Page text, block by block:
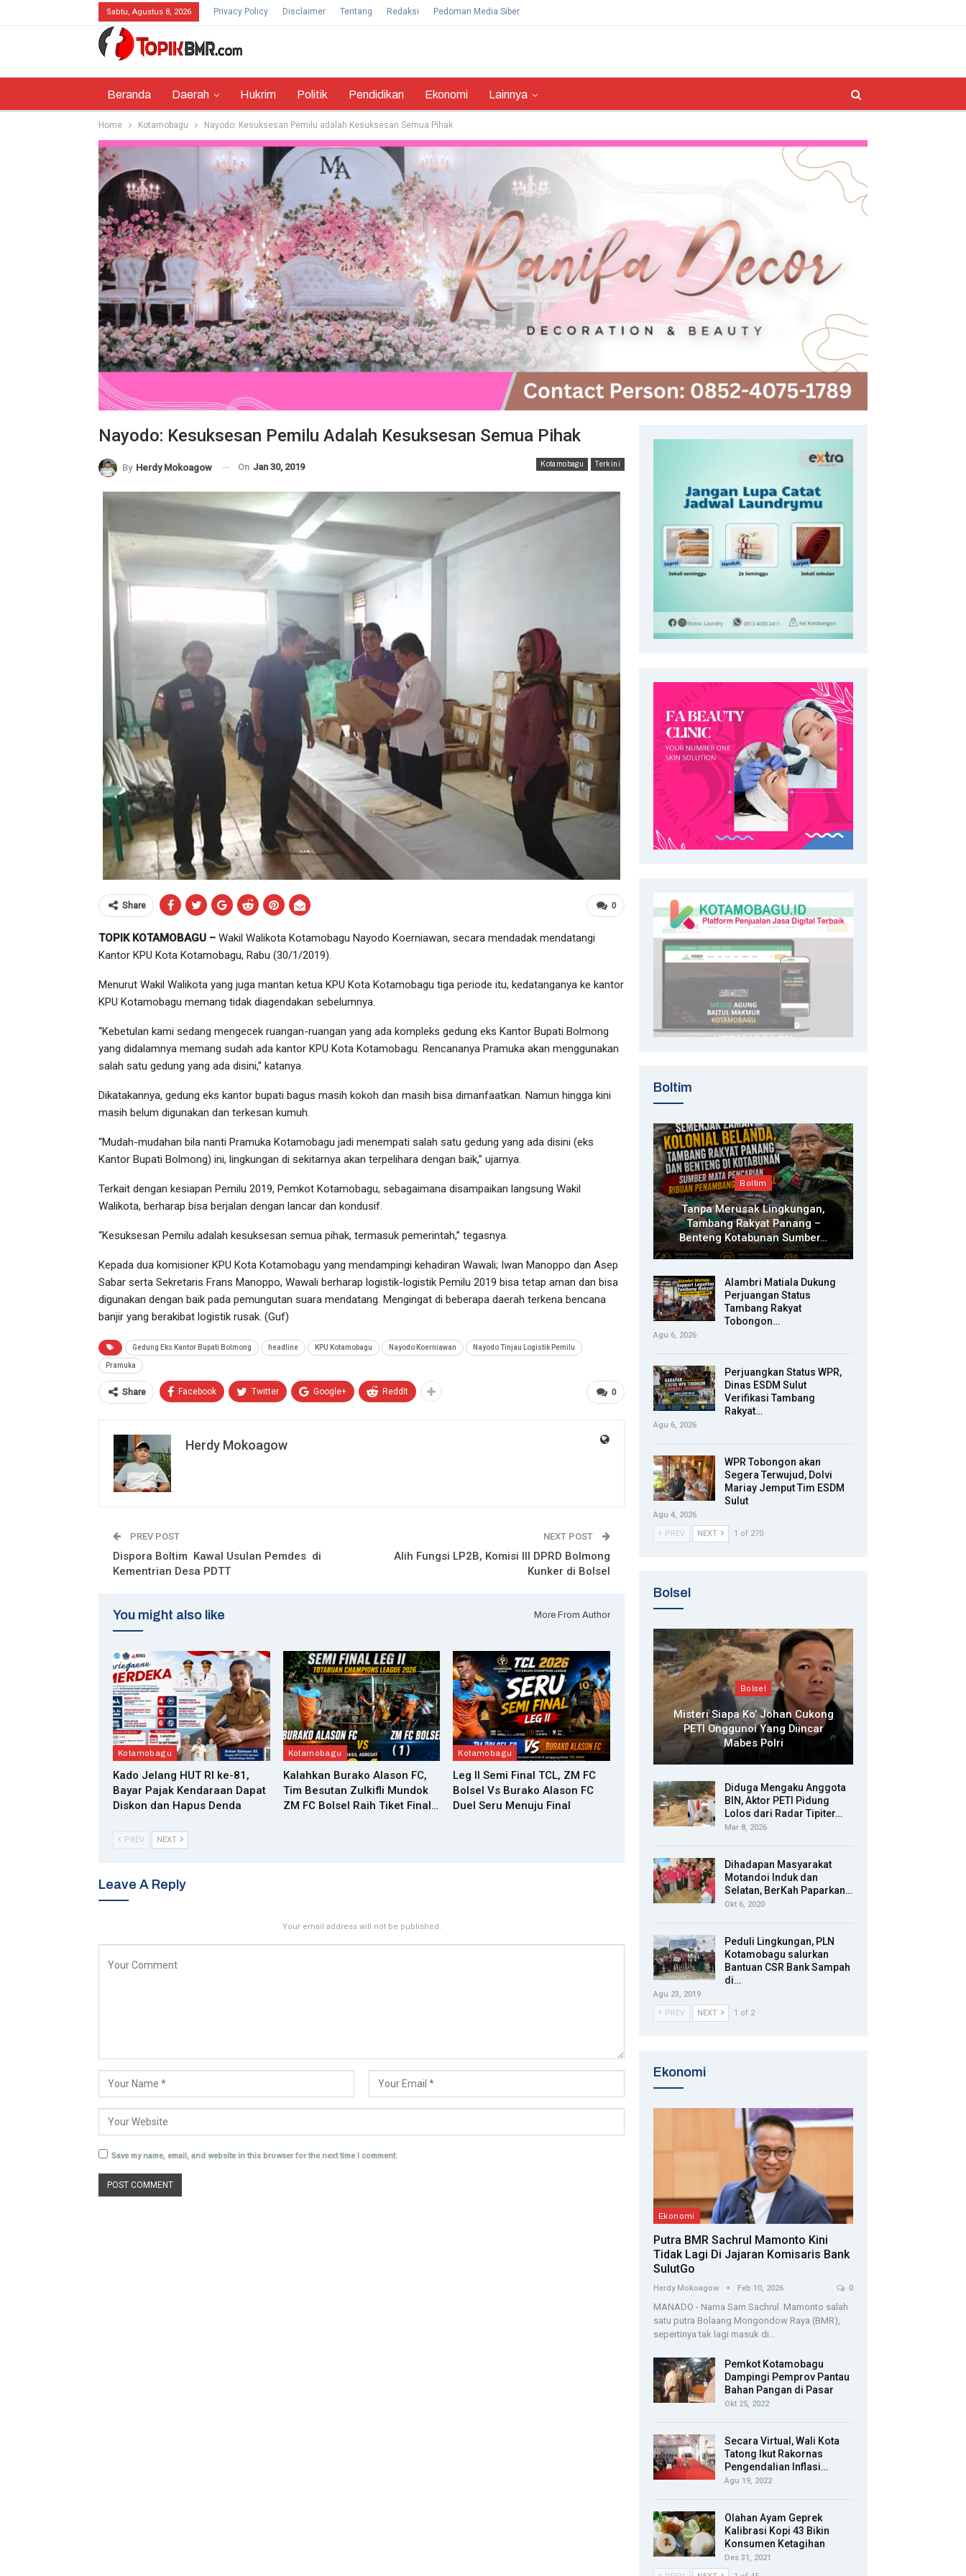
Sabtu, Agustus 8, 2026 Privacy Policy Disclaimer Tentang Redaksi Pedoman Media Siber
Beranda Daerah Hukrim Politik Pendidikan Ekonomi Lainnya
Home Kotamobagu Nayodo: Kesuksesan Pemilu adalah Kesuksesan Semua Pihak
Nayodo: Kesuksesan Pemilu Adalah Kesuksesan Semua Pihak
Kotamobagu Terkini
By Herdy Mokoagow On Jan 30, 2019
0
Share
TOPIK KOTAMOBAGU – Wakil Walikota Kotamobagu Nayodo Koerniawan, secara mendadak mendatangi
Kantor KPU Kota Kotamobagu, Rabu (30/1/2019).
Menurut Wakil Walikota yang juga mantan ketua KPU Kota Kotamobagu tiga periode itu, kedatanganya ke kantor
KPU Kotamobagu memang tidak diagendakan sebelumnya.
“Kebetulan kami sedang mengecek ruangan-ruangan yang ada kompleks gedung eks Kantor Bupati Bolmong
yang didalamnya memang sudah ada kantor KPU Kota Kotamobagu. Rencananya Pramuka akan menggunakan
salah satu gedung yang ada disini,” katanya.
Dikatakannya, gedung eks kantor bupati bagus masih kokoh dan masih bisa dimanfaatkan. Namun hingga kini
masih belum digunakan dan terkesan kumuh.
“Mudah-mudahan bila nanti Pramuka Kotamobagu jadi menempati salah satu gedung yang ada disini (eks
Kantor Bupati Bolmong) ini, lingkungan di sekitarnya akan terpelihara dengan baik,” ujarnya.
Terkait dengan kesiapan Pemilu 2019, Pemkot Kotamobagu, sebagaimana disampaikan langsung Wakil
Walikota, berharap bisa berjalan dengan lancar dan kondusif.
“Kesuksesan Pemilu adalah kesuksesan semua pihak, termasuk pemerintah,” tegasnya.
Kepada dua komisioner KPU Kota Kotamobagu yang mendampingi kehadiran Wawali; Iwan Manoppo dan Asep
Sabar serta Sekretaris Frans Manoppo, Wawali berharap logistik-logistik Pemilu 2019 bisa tetap aman dan bisa
digunakan dengan baik pada pemungutan suara mendatang. Mengingat di beberapa daerah terkena bencana
banjir yang berakibat logistik rusak. (Guf)
Gedung Eks Kantor Bupati Bolmong headline KPU Kotamobagu Nayodo Koerniawan Nayodo Tinjau Logistik Pemilu
Pramuka
0
Share Facebook Twitter Google+ ReddIt
Herdy Mokoagow
PREV POST
Dispora Boltim Kawal Usulan Pemdes di
Kementrian Desa PDTT
NEXT POST
Alih Fungsi LP2B, Komisi III DPRD Bolmong
Kunker di Bolsel
You might also like More From Author
Kotamobagu
Kado Jelang HUT RI ke-81,
Bayar Pajak Kendaraan Dapat
Diskon dan Hapus Denda
Kotamobagu
Kalahkan Burako Alason FC,
Tim Besutan Zulkifli Mundok
ZM FC Bolsel Raih Tiket Final…
Kotamobagu
Leg II Semi Final TCL, ZM FC
Bolsel Vs Burako Alason FC
Duel Seru Menuju Final
PREV NEXT
Leave A Reply
Your email address will not be published.
Save my name, email, and website in this browser for the next time I comment.
Boltim
Boltim
Tanpa Merusak Lingkungan,
Tambang Rakyat Panang –
Benteng Kotabunan Sumber…
Alambri Matiala Dukung
Perjuangan Status
Tambang Rakyat
Tobongon…
Agu 6, 2026
Perjuangkan Status WPR,
Dinas ESDM Sulut
Verifikasi Tambang
Rakyat…
Agu 6, 2026
WPR Tobongon akan
Segera Terwujud, Dolvi
Mariay Jemput Tim ESDM
Sulut
Agu 4, 2026
PREV
NEXT 1 of 270
Bolsel
Bolsel
Misteri Siapa Ko’ Johan Cukong
PETI Onggunoi Yang Diincar
Mabes Polri
Diduga Mengaku Anggota
BIN, Aktor PETI Pidung
Lolos dari Radar Tipiter…
Mar 8, 2026
Dihadapan Masyarakat
Motandoi Induk dan
Selatan, BerKah Paparkan…
Okt 6, 2020
Peduli Lingkungan, PLN
Kotamobagu salurkan
Bantuan CSR Bank Sampah
di…
Agu 23, 2019
PREV
NEXT 1 of 2
Ekonomi
Ekonomi
Putra BMR Sachrul Mamonto Kini
Tidak Lagi Di Jajaran Komisaris Bank
SulutGo
Herdy Mokoagow Feb 10, 2026 0
MANADO - Nama Sam Sachrul Mamonto salah
satu putra Bolaang Mongondow Raya (BMR),
sepertinya tak lagi masuk di…
Pemkot Kotamobagu
Dampingi Pemprov Pantau
Bahan Pangan di Pasar
Okt 25, 2022
Secara Virtual, Wali Kota
Tatong Ikut Rakornas
Pengendalian Inflasi…
Agu 19, 2022
Olahan Ayam Geprek
Kalibrasi Kopi 43 Bikin
Konsumen Ketagihan
Des 31, 2021